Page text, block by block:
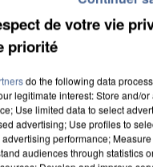
L’OISE EMPORTÉE
EN HAUTE-SAVOIE
de votre vie
priorité
do the following data
legitimate interest: Store and/or
Use limited data to select
advertising; Use profiles to
performance;
audiences through statistics